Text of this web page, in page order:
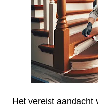
Het vereist aandacht